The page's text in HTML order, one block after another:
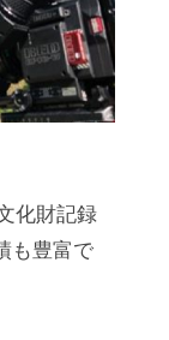
化財記録
も豊富で